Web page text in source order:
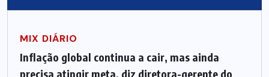
MIX DIÁRIO
Inflação global continua a cair, mas ainda
precisa atingir meta, diz diretora-gerente do